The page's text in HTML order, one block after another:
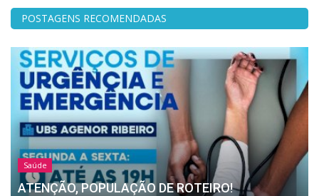
POSTAGENS RECOMENDADAS
Saúde
ATENÇÃO, POPULAÇÃO DE ROTEIRO!